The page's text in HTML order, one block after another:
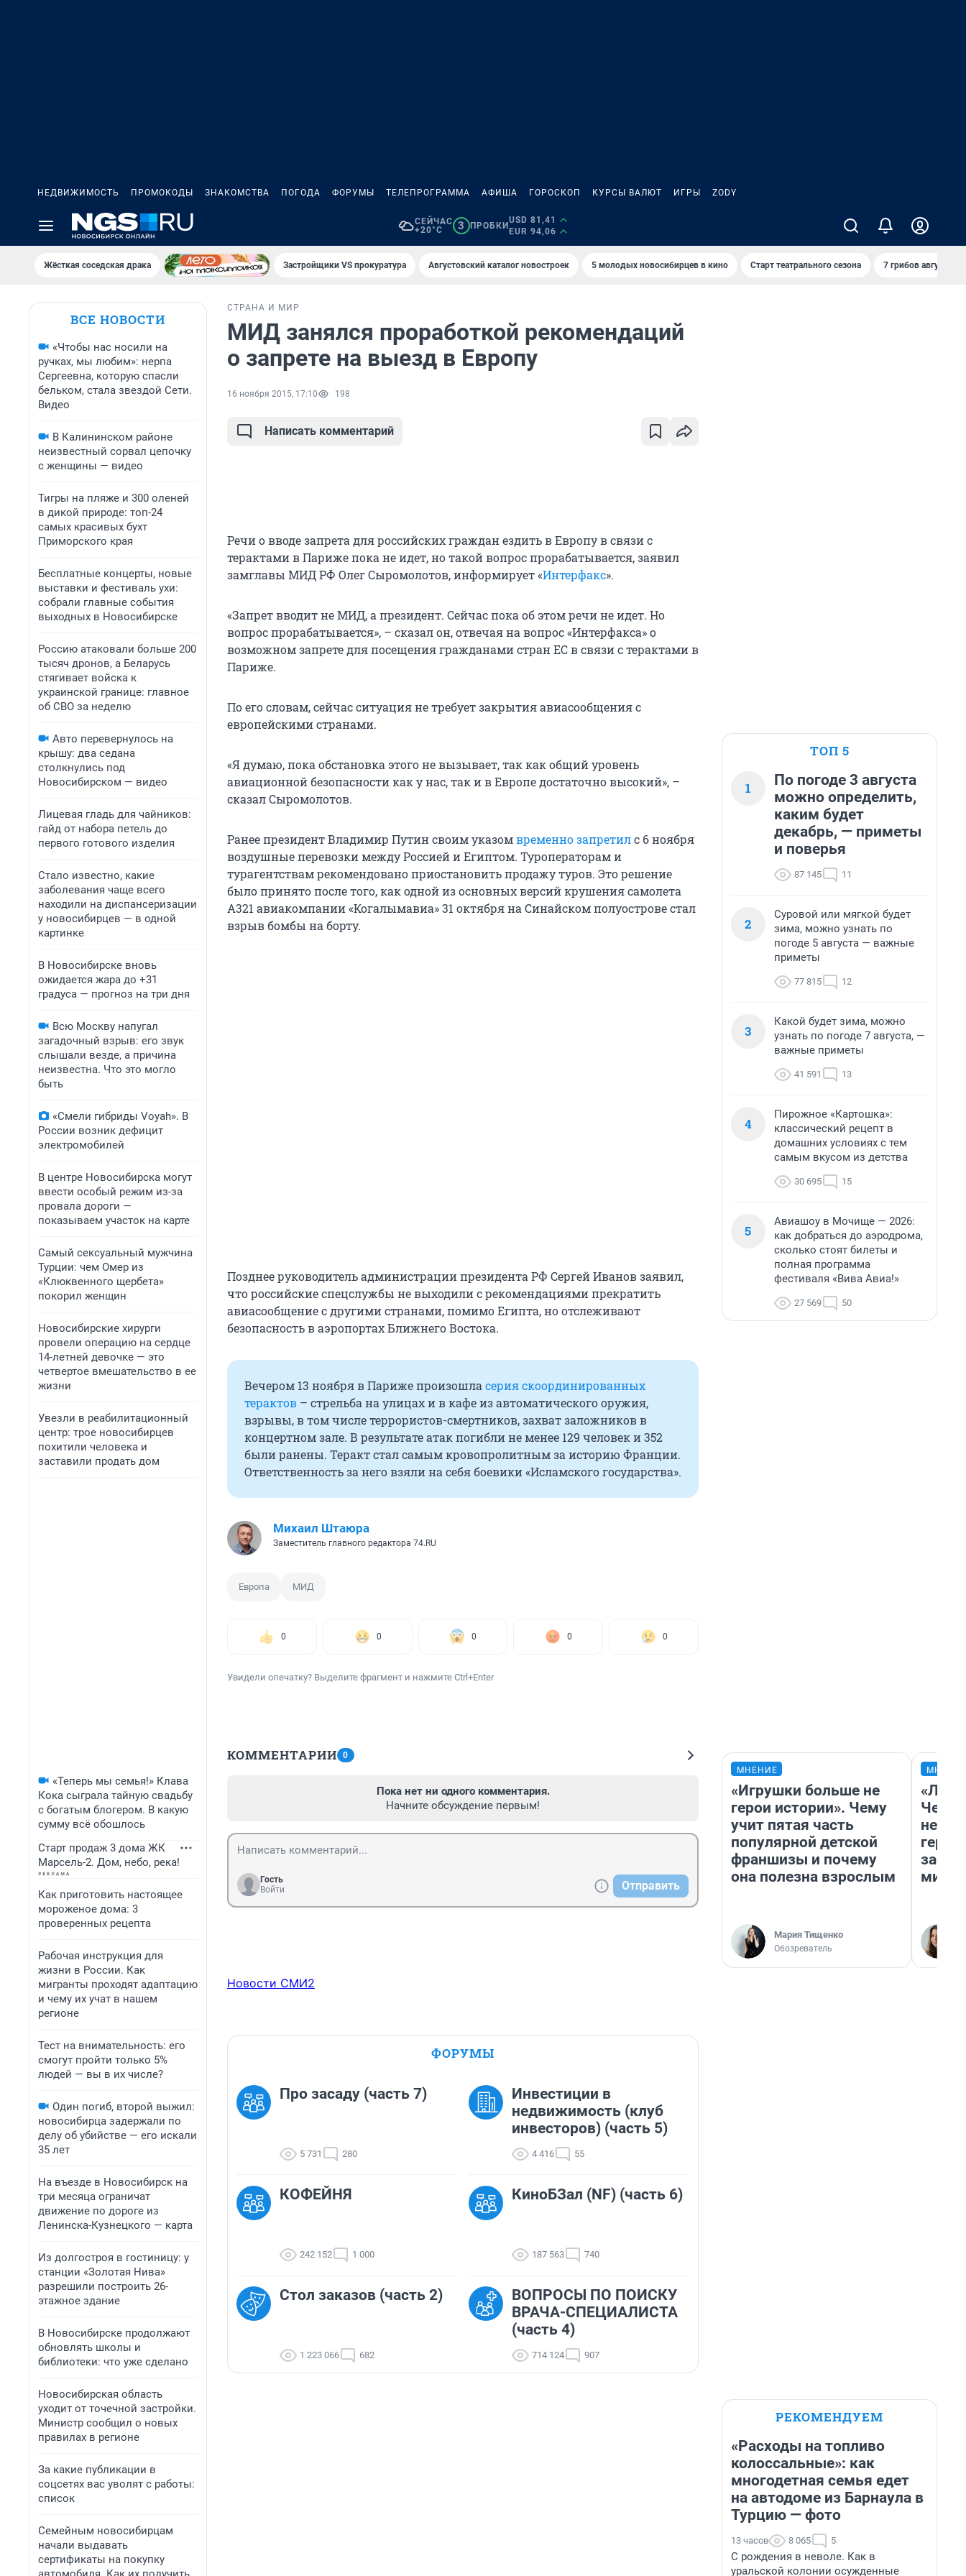
НЕДВИЖИМОСТЬ ПРОМОКОДЫ ЗНАКОМСТВА ПОГОДА ФОРУМЫ ТЕЛЕПРОГРАММА АФИША ГОРОСКОП КУРСЫ ВАЛЮТ ИГРЫ ZODY
СЕЙЧАС
+20°C
3 ПРОБКИ
USD 81,41
EUR 94,06
Жёсткая соседская драка Застройщики VS прокуратура Августовский каталог новостроек 5 молодых новосибирцев в кино Старт театрального сезона 7 грибов августа
ВСЕ НОВОСТИ
«Чтобы нас носили на
ручках, мы любим»: нерпа
Сергеевна, которую спасли
бельком, стала звездой Сети.
Видео
В Калининском районе
неизвестный сорвал цепочку
с женщины — видео
Тигры на пляже и 300 оленей
в дикой природе: топ-24
самых красивых бухт
Приморского края
Бесплатные концерты, новые
выставки и фестиваль ухи:
собрали главные события
выходных в Новосибирске
Россию атаковали больше 200
тысяч дронов, а Беларусь
стягивает войска к
украинской границе: главное
об СВО за неделю
Авто перевернулось на
крышу: два седана
столкнулись под
Новосибирском — видео
Лицевая гладь для чайников:
гайд от набора петель до
первого готового изделия
Стало известно, какие
заболевания чаще всего
находили на диспансеризации
у новосибирцев — в одной
картинке
В Новосибирске вновь
ожидается жара до +31
градуса — прогноз на три дня
Всю Москву напугал
загадочный взрыв: его звук
слышали везде, а причина
неизвестна. Что это могло
быть
«Смели гибриды Voyah». В
России возник дефицит
электромобилей
В центре Новосибирска могут
ввести особый режим из-за
провала дороги —
показываем участок на карте
Самый сексуальный мужчина
Турции: чем Омер из
«Клюквенного щербета»
покорил женщин
Новосибирские хирурги
провели операцию на сердце
14-летней девочке — это
четвертое вмешательство в ее
жизни
Увезли в реабилитационный
центр: трое новосибирцев
похитили человека и
заставили продать дом
«Теперь мы семья!» Клава
Кока сыграла тайную свадьбу
с богатым блогером. В какую
сумму всё обошлось
Старт продаж 3 дома ЖК
Марсель-2. Дом, небо, река!
Как приготовить настоящее
мороженое дома: 3
проверенных рецепта
Рабочая инструкция для
жизни в России. Как
мигранты проходят адаптацию
и чему их учат в нашем
регионе
Тест на внимательность: его
смогут пройти только 5%
людей — вы в их числе?
Один погиб, второй выжил:
новосибирца задержали по
делу об убийстве — его искали
35 лет
На въезде в Новосибирск на
три месяца ограничат
движение по дороге из
Ленинска-Кузнецкого — карта
Из долгостроя в гостиницу: у
станции «Золотая Нива»
разрешили построить 26-
этажное здание
В Новосибирске продолжают
обновлять школы и
библиотеки: что уже сделано
Новосибирская область
уходит от точечной застройки.
Министр сообщил о новых
правилах в регионе
За какие публикации в
соцсетях вас уволят с работы:
список
Семейным новосибирцам
начали выдавать
сертификаты на покупку
СТРАНА И МИР
МИД занялся проработкой рекомендаций
о запрете на выезд в Европу
16 ноября 2015, 17:10 198
Написать комментарий
Речи о вводе запрета для российских граждан ездить в Европу в связи с
терактами в Париже пока не идет, но такой вопрос прорабатывается, заявил
замглавы МИД РФ Олег Сыромолотов, информирует «Интерфакс».
«Запрет вводит не МИД, а президент. Сейчас пока об этом речи не идет. Но
вопрос прорабатывается», – сказал он, отвечая на вопрос «Интерфакса» о
возможном запрете для посещения гражданами стран ЕС в связи с терактами в
Париже.
По его словам, сейчас ситуация не требует закрытия авиасообщения с
европейскими странами.
«Я думаю, пока обстановка этого не вызывает, так как общий уровень
авиационной безопасности как у нас, так и в Европе достаточно высокий», –
сказал Сыромолотов.
Ранее президент Владимир Путин своим указомвременно запретилс 6 ноября
воздушные перевозки между Россией и Египтом. Туроператорам и
турагентствам рекомендовано приостановить продажу туров. Это решение
было принято после того, как одной из основных версий крушения самолета
А321 авиакомпании «Когалымавиа» 31 октября на Синайском полуострове стал
взрыв бомбы на борту.
Позднее руководитель администрации президента РФ Сергей Иванов заявил,
что российские спецслужбы не выходили с рекомендациями прекратить
авиасообщение с другими странами, помимо Египта, но отслеживают
безопасность в аэропортах Ближнего Востока.
Вечером 13 ноября в Париже произошла серия скоординированных
терактов – стрельба на улицах и в кафе из автоматического оружия,
взрывы, в том числе террористов-смертников, захват заложников в
концертном зале. В результате атак погибли не менее 129 человек и 352
были ранены. Теракт стал самым кровопролитным за историю Франции.
Ответственность за него взяли на себя боевики «Исламского государства».
Михаил Штаюра
Заместитель главного редактора 74.RU
Европа МИД
0 0 0 0 0
Увидели опечатку? Выделите фрагмент и нажмите Ctrl+Enter
КОММЕНТАРИИ 0
Пока нет ни одного комментария.
Начните обсуждение первым!
Гость
Войти
Отправить
Новости СМИ2
ФОРУМЫ
Про засаду (часть 7)
5 731 280
Инвестиции в
недвижимость (клуб
инвесторов) (часть 5)
4 416 55
КОФЕЙНЯ
242 152 1 000
КиноБЗал (NF) (часть 6)
187 563 740
Стол заказов (часть 2)
1 223 066 682
ВОПРОСЫ ПО ПОИСКУ
ВРАЧА-СПЕЦИАЛИСТА
(часть 4)
714 124 907
ТОП 5
1
По погоде 3 августа
можно определить,
каким будет
декабрь, — приметы
и поверья
87 145 11
2
Суровой или мягкой будет
зима, можно узнать по
погоде 5 августа — важные
приметы
77 815 12
3
Какой будет зима, можно
узнать по погоде 7 августа, —
важные приметы
41 591 13
4
Пирожное «Картошка»:
классический рецепт в
домашних условиях с тем
самым вкусом из детства
30 695 15
5
Авиашоу в Мочище — 2026:
как добраться до аэродрома,
сколько стоят билеты и
полная программа
фестиваля «Вива Авиа!»
27 569 50
МНЕНИЕ
«Игрушки больше не
герои истории». Чему
учит пятая часть
популярной детской
франшизы и почему
она полезна взрослым
Мария Тищенко
Обозреватель
Чем
герои
РЕКОМЕНДУЕМ
«Расходы на топливо
колоссальные»: как
многодетная семья едет
на автодоме из Барнаула в
Турцию — фото
13 часов 8 065 5
С рождения в неволе. Как в
уральской колонии осужденные